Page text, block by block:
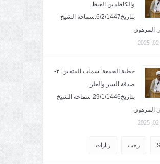
والكاظمين الغيظ.
بتاريخ6/2/1447.سماحة الشيخ
المرهون
خطبة الجمعة: سمات المتقين: ٢-
صدقة السر والعلن..
بتاريخ29/1/1446.سماحة الشيخ
المرهون
رجب زيارات